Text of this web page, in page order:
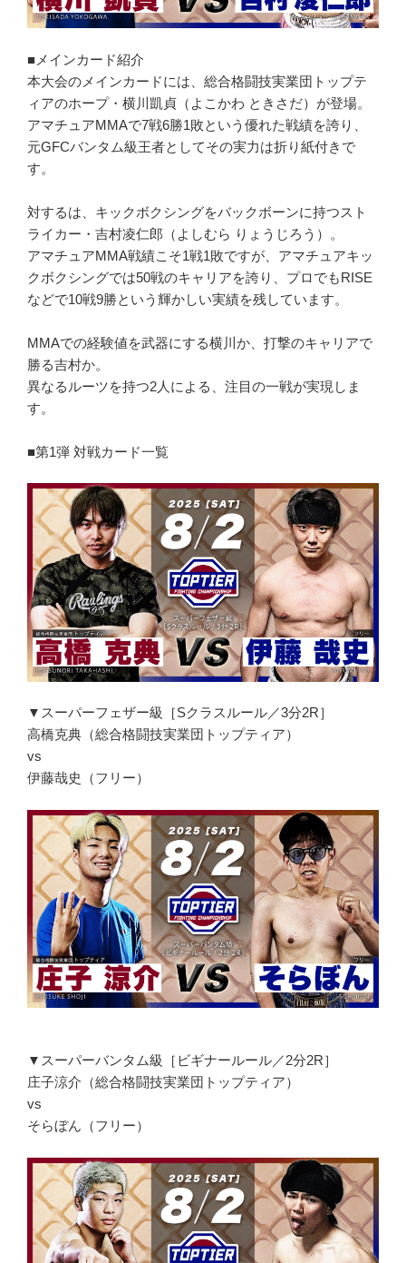
■メインカード紹介
本大会のメインカードには、総合格闘技実業団トップテ
ィアのホープ・横川凱貞（よこかわ ときさだ）が登場。
アマチュアMMAで7戦6勝1敗という優れた戦績を誇り、
元GFCバンタム級王者としてその実力は折り紙付きで
す。
対するは、キックボクシングをバックボーンに持つスト
ライカー・吉村凌仁郎（よしむら りょうじろう）。
アマチュアMMA戦績こそ1戦1敗ですが、アマチュアキッ
クボクシングでは50戦のキャリアを誇り、プロでもRISE
などで10戦9勝という輝かしい実績を残しています。
MMAでの経験値を武器にする横川か、打撃のキャリアで
勝る吉村か。
異なるルーツを持つ2人による、注目の一戦が実現しま
す。
■第1弾 対戦カード一覧
▼スーパーフェザー級［Sクラスルール／3分2R］
高橋克典（総合格闘技実業団トップティア）
vs
伊藤哉史（フリー）
▼スーパーバンタム級［ビギナールール／2分2R］
庄子涼介（総合格闘技実業団トップティア）
vs
そらぼん（フリー）